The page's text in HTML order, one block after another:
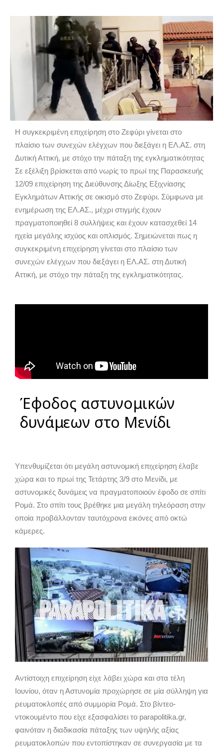
Η συγκεκριμένη επιχείρηση στο Ζεφύρι γίνεται στο
πλαίσιο των συνεχών ελέγχων που διεξάγει η ΕΛ.ΑΣ. στη
Δυτική Αττική, με στόχο την πάταξη της εγκληματικότητας
Σε εξέλιξη βρίσκεται από νωρίς το πρωί της Παρασκευής
12/09 επιχείρηση της Διεύθυνσης Δίωξης Εξιχνίασης
Εγκλημάτων Αττικής σε οικισμό στο Ζεφύρι. Σύμφωνα με
ενημέρωση της ΕΛ.ΑΣ., μέχρι στιγμής έχουν
πραγματοποιηθεί 8 συλλήψεις και έχουν κατασχεθεί 14
ηχεία μεγάλης ισχύος και οπλισμός. Σημειώνεται πως η
συγκεκριμένη επιχείρηση γίνεται στο πλαίσιο των
συνεχών ελέγχων που διεξάγει η ΕΛ.ΑΣ. στη Δυτική
Αττική, με στόχο την πάταξη της εγκληματικότητας.
Έφοδος αστυνομικών
δυνάμεων στο Μενίδι
Υπενθυμίζεται ότι μεγάλη αστυνομική επιχείρηση έλαβε
χώρα και το πρωί της Τετάρτης 3/9 στο Μενίδι, με
αστυνομικές δυνάμεις να πραγματοποιούν έφοδο σε σπίτι
Ρομά. Στο σπίτι τους βρέθηκε μια μεγάλη τηλεόραση στην
οποία προβάλλονταν ταυτόχρονα εικόνες από οκτώ
κάμερες.
Αντίστοιχη επιχείρηση είχε λάβει χώρα και στα τέλη
Ιουνίου, όταν η Αστυνομία προχώρησε σε μία σύλληψη για
ρευματοκλοπές από συμμορία Ρομά. Στο βίντεο-
ντοκουμέντο που είχε εξασφαλίσει το parapolitika.gr,
φαινόταν η διαδικασία πάταξης των υψηλής αξίας
ρευματοκλοπών που εντοπίστηκαν σε συνεργασία με τα